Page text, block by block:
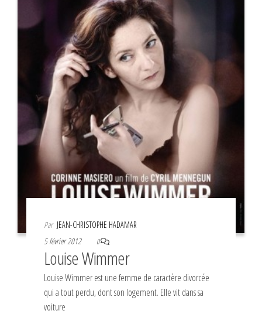
Par JEAN-CHRISTOPHE HADAMAR
5 février 2012
0
Louise Wimmer
Louise Wimmer est une femme de caractère divorcée
qui a tout perdu, dont son logement. Elle vit dans sa
voiture